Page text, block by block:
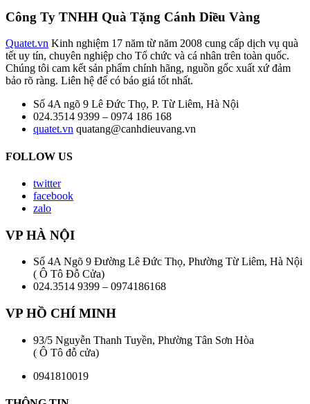
Công Ty TNHH Quà Tặng Cánh Diều Vàng
Quatet.vn Kinh nghiệm 17 năm từ năm 2008 cung cấp dịch vụ quà
tết uy tín, chuyên nghiệp cho Tổ chức và cá nhân trên toàn quốc.
Chúng tôi cam kết sản phẩm chính hãng, nguồn gốc xuất xứ đảm
bảo rõ ràng. Liên hệ để có báo giá tốt nhất.
Số 4A ngõ 9 Lê Đức Thọ, P. Từ Liêm, Hà Nội
024.3514 9399 – 0974 186 168
quatet.vn quatang@canhdieuvang.vn
FOLLOW US
twitter
facebook
zalo
VP HÀ NỘI
Số 4A Ngõ 9 Đường Lê Đức Thọ, Phường Từ Liêm, Hà Nội
( Ô Tô Đỗ Cửa)
024.3514 9399 – 0974186168
VP HỒ CHÍ MINH
93/5 Nguyễn Thanh Tuyền, Phường Tân Sơn Hòa
( Ô Tô đỗ cửa)
0941810019